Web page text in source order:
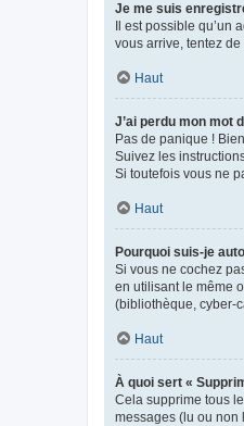
Je me suis
Il est possible
vous arrive, tentez
Haut
J’ai perdu mon mot
Pas de panique !
Suivez les
Si toutefois vous ne
Haut
Pourquoi suis-je
Si vous ne cochez
en utilisant le même
(bibliothèque, cyber-
Haut
À quoi sert «
Cela supprime tous
messages (lu ou non